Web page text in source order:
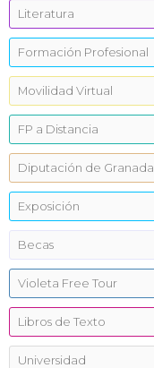
Literatura
Formación Profesional
Movilidad Virtual
FP a Distancia
Diputación de Granada
Exposición
Becas
Violeta Free Tour
Libros de Texto
Universidad